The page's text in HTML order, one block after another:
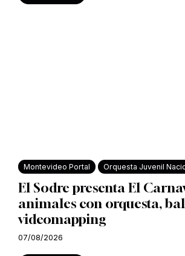
Montevideo Portal Orquesta Juvenil
El Sodre presenta El
animales con orquesta,
videomapping
07/08/2026